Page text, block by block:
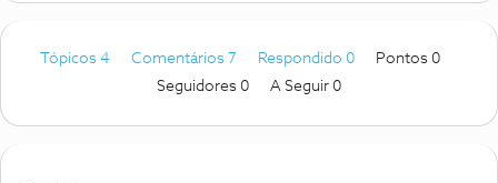
Tópicos 4 Comentários 7 Respondido 0
Pontos 0
Seguidores 0 A Seguir 0